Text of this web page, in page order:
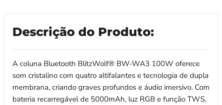
Descrição do Produto:
A coluna Bluetooth BlitzWolf® BW-WA3 100W oferece
som cristalino com quatro altifalantes e tecnologia de dupla
membrana, criando graves profundos e áudio imersivo. Com
bateria recarregável de 5000mAh, luz RGB e função TWS,